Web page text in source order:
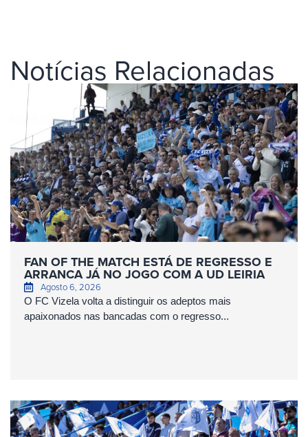
Notícias Relacionadas
FAN OF THE MATCH ESTÁ DE REGRESSO E
ARRANCA JÁ NO JOGO COM A UD LEIRIA
Agosto 6, 2026
O FC Vizela volta a distinguir os adeptos mais
apaixonados nas bancadas com o regresso...